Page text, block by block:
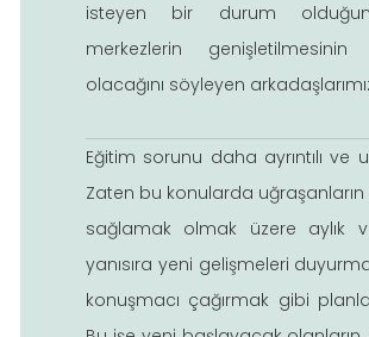
isteyen bir durum
merkezlerin
olacağını söyleyen
Eğitim sorunu daha ayrıntılı ve
Zaten bu konularda
sağlamak olmak üzere aylık
yanısıra yeni gelişmeleri
konuşmacı çağırmak gibi